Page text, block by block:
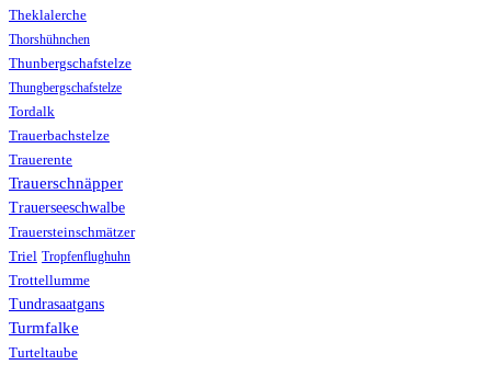
Theklalerche
Thorshühnchen
Thunbergschafstelze
Thungbergschafstelze
Tordalk
Trauerbachstelze
Trauerente
Trauerschnäpper
Trauerseeschwalbe
Trauersteinschmätzer
Triel Tropfenflughuhn
Trottellumme
Tundrasaatgans
Turmfalke
Turteltaube